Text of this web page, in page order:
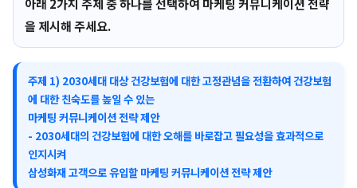
아래 2가지 주제 중 하나를 선택하여 마케팅 커뮤니케이션 전략
을 제시해 주세요.
주제 1) 2030세대 대상 건강보험에 대한 고정관념을 전환하여 건강보험
에 대한 친숙도를 높일 수 있는
마케팅 커뮤니케이션 전략 제안
- 2030세대의 건강보험에 대한 오해를 바로잡고 필요성을 효과적으로
인지시켜
삼성화재 고객으로 유입할 마케팅 커뮤니케이션 전략 제안